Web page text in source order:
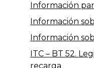
Información
Información
Información
ITC – BT 52.
recarga